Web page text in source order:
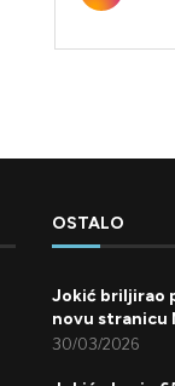
OSTALO
Jokić briljirao
novu stranicu
30/03/2026